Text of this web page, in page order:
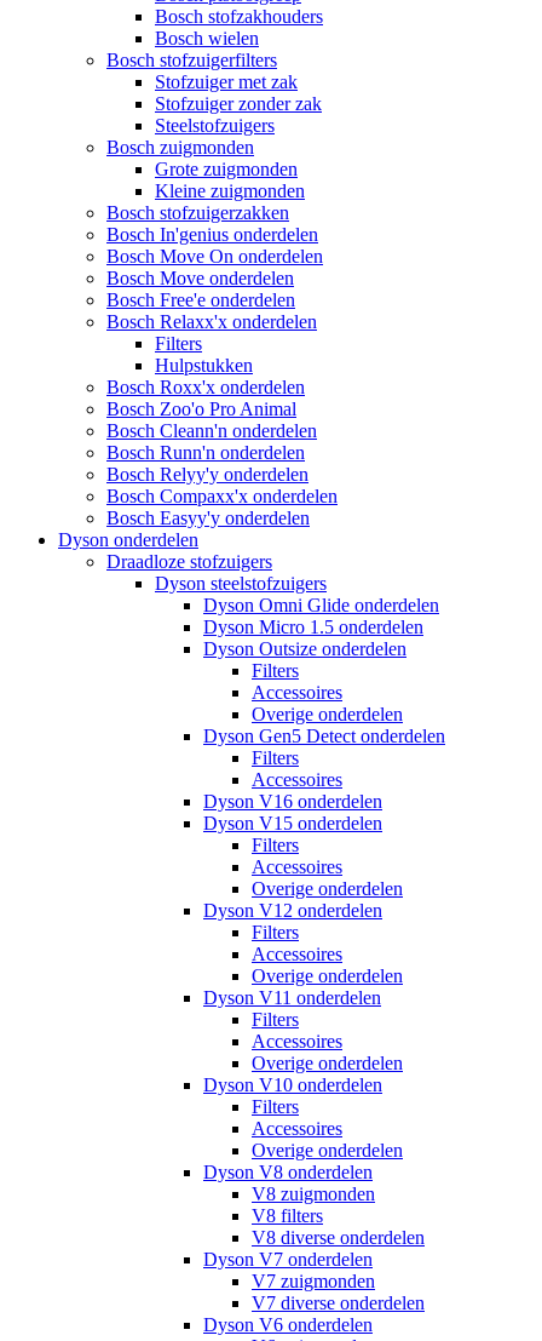
Bosch stofzakhouders
Bosch wielen
Bosch stofzuigerfilters
Stofzuiger met zak
Stofzuiger zonder zak
Steelstofzuigers
Bosch zuigmonden
Grote zuigmonden
Kleine zuigmonden
Bosch stofzuigerzakken
Bosch In'genius onderdelen
Bosch Move On onderdelen
Bosch Move onderdelen
Bosch Free'e onderdelen
Bosch Relaxx'x onderdelen
Filters
Hulpstukken
Bosch Roxx'x onderdelen
Bosch Zoo'o Pro Animal
Bosch Cleann'n onderdelen
Bosch Runn'n onderdelen
Bosch Relyy'y onderdelen
Bosch Compaxx'x onderdelen
Bosch Easyy'y onderdelen
Dyson onderdelen
Draadloze stofzuigers
Dyson steelstofzuigers
Dyson Omni Glide onderdelen
Dyson Micro 1.5 onderdelen
Dyson Outsize onderdelen
Filters
Accessoires
Overige onderdelen
Dyson Gen5 Detect onderdelen
Filters
Accessoires
Dyson V16 onderdelen
Dyson V15 onderdelen
Filters
Accessoires
Overige onderdelen
Dyson V12 onderdelen
Filters
Accessoires
Overige onderdelen
Dyson V11 onderdelen
Filters
Accessoires
Overige onderdelen
Dyson V10 onderdelen
Filters
Accessoires
Overige onderdelen
Dyson V8 onderdelen
V8 zuigmonden
V8 filters
V8 diverse onderdelen
Dyson V7 onderdelen
V7 zuigmonden
V7 diverse onderdelen
Dyson V6 onderdelen